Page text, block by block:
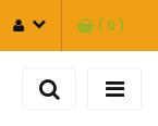
SIĘ
( 0 )